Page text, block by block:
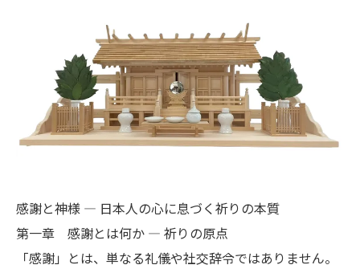
感謝と神様 ― 日本人の心に息づく祈りの本質
第一章 感謝とは何か ― 祈りの原点
「感謝」とは、単なる礼儀や社交辞令ではありません。